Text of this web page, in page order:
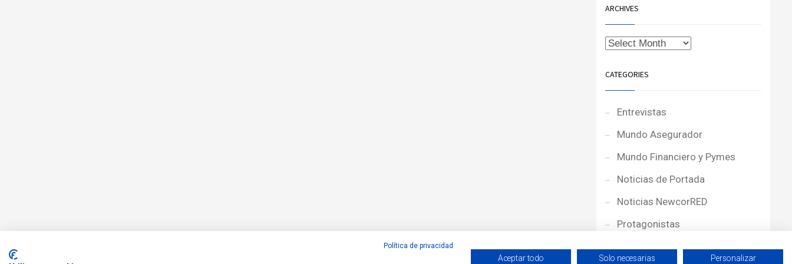
ARCHIVES
CATEGORIES
Entrevistas
Mundo Asegurador
Mundo Financiero y Pymes
Noticias de Portada
Noticias NewcorRED
Protagonistas
Reportajes
Política de privacidad
Aceptar todo Solo necesarias Personalizar